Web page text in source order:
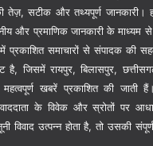
सटीक और तथ्यपूर्ण जानकारी।
और प्रमाणिक जानकारी के
प्रकाशित समाचारों से संपादक की
है, जिसमें रायपुर, बिलासपुर,
खबरें प्रकाशित की जाती
के विवेक और स्रोतों पर
विवाद उत्पन्न होता है, तो उसकी संपूर्ण